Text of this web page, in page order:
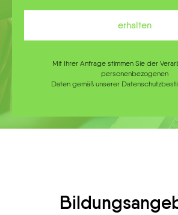
erhalten
Mit Ihrer Anfrage stimmen Sie der
personenbezogenen
Daten gemäß unserer